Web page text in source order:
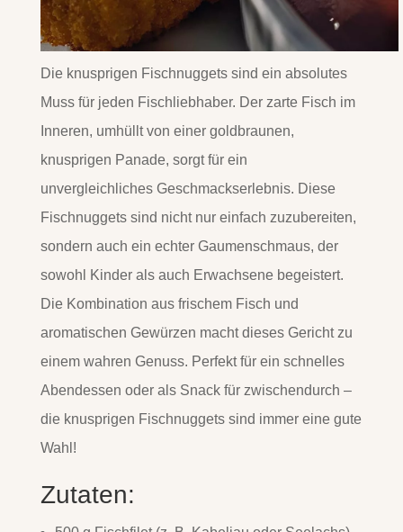
Die knusprigen Fischnuggets sind ein absolutes
Muss für jeden Fischliebhaber. Der zarte Fisch im
Inneren, umhüllt von einer goldbraunen,
knusprigen Panade, sorgt für ein
unvergleichliches Geschmackserlebnis. Diese
Fischnuggets sind nicht nur einfach zuzubereiten,
sondern auch ein echter Gaumenschmaus, der
sowohl Kinder als auch Erwachsene begeistert.
Die Kombination aus frischem Fisch und
aromatischen Gewürzen macht dieses Gericht zu
einem wahren Genuss. Perfekt für ein schnelles
Abendessen oder als Snack für zwischendurch –
die knusprigen Fischnuggets sind immer eine gute
Wahl!
Zutaten: